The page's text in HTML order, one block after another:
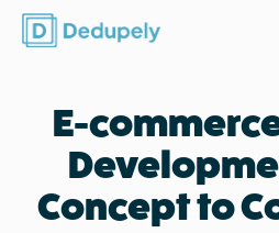
E-
Concept to